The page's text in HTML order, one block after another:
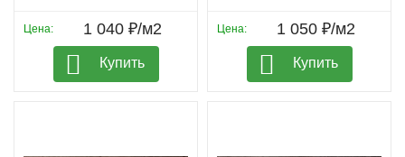
Цена: 1 040 ₽/м2
Купить
Цена: 1 050 ₽/м2
Купить